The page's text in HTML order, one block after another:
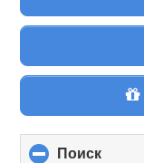
Поиск